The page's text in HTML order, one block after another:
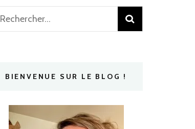
Rechercher :
BIENVENUE SUR LE BLOG !